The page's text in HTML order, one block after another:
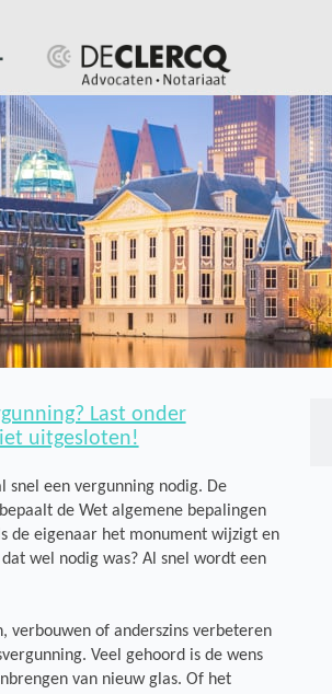
Last onder
uitgesloten!
snel een vergunning nodig. De
de Wet algemene bepalingen
de eigenaar het monument wijzigt en
wel nodig was? Al snel wordt een
verbouwen of anderszins verbeteren
Veel gehoord is de wens
van nieuw glas. Of het